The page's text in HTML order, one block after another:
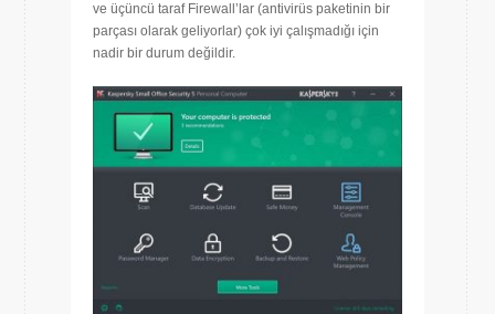
ve üçüncü taraf Firewall’lar (antivirüs paketinin bir
parçası olarak geliyorlar) çok iyi çalışmadığı için
nadir bir durum değildir.